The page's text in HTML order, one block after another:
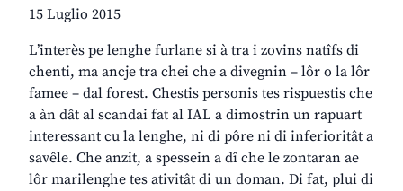
15 Luglio 2015
L’interès pe lenghe furlane si à tra i zovins natîfs di
chenti, ma ancje tra chei che a divegnin – lôr o la lôr
famee – dal forest. Chestis personis tes rispuestis che
a àn dât al scandai fat al IAL a dimostrin un rapuart
interessant cu la lenghe, ni di pôre ni di inferioritât a
savêle. Che anzit, a spessein a dî che le zontaran ae
lôr marilenghe tes ativitât di un doman. Di fat, plui di